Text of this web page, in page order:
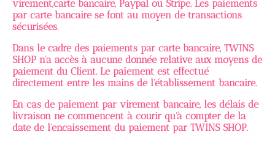
virement,carte bancaire, Paypal ou Stripe. Les paiements
par carte bancaire se font au moyen de transactions
sécurisées.
Dans le cadre des paiements par carte bancaire, TWINS
SHOP n'a accès à aucune donnée relative aux moyens de
paiement du Client. Le paiement est effectué
directement entre les mains de l'établissement bancaire.
En cas de paiement par virement bancaire, les délais de
livraison ne commencent à courir qu'à compter de la
date de l’encaissement du paiement par TWINS SHOP.